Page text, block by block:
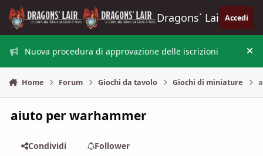
Vai al contenuto
Dragons´ Lair Accedi
Nuova procedura di approvazione delle iscrizioni
Home Forum Giochi da tavolo Giochi di miniature
aiuto per warhammer
Condividi
Follower